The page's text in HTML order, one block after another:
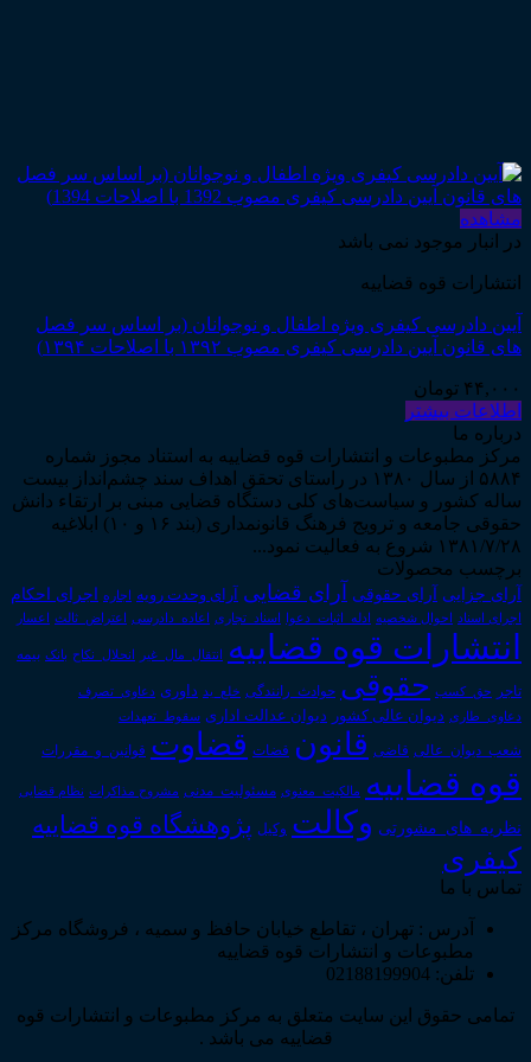
مشاهده
در انبار موجود نمی باشد
انتشارات قوه قضاییه
آیین دادرسی کیفری ویژه اطفال و نوجوانان (بر اساس سر فصل
های قانون آیین دادرسی کیفری مصوب ۱۳۹۲ با اصلاحات ۱۳۹۴)
۴۴,۰۰۰ تومان
اطلاعات بیشتر
درباره ما
مرکز مطبوعات و انتشارات قوه قضاییه به استناد مجوز شماره
۵۸۸۴ از سال ۱۳۸۰ در راستای تحقق اهداف سند چشم‌انداز بیست
ساله کشور و سیاست‌های کلی دستگاه قضایی مبنی بر ارتقاء دانش
حقوقی جامعه و ترویج فرهنگ قانونمداری (بند ۱۶ و ۱۰) ابلاغیه
۱۳۸۱/۷/۲۸ شروع به فعالیت نمود...
برچسب محصولات
آرای جزایی آرای حقوقی آرای قضایی آرای وحدت رویه اجاره اجرای احکام
اجرای اسناد احوال شخصیه ادله_اثبات_دعوا اسناد_تجاری اعاده_دادرسی اعتراض_ثالث اعسار
انتشارات قوه قضاییه انتقال_مال_غیر انحلال_نکاح بانک بیمه
تاجر حق_کسب حقوقی حوادث_رانندگی خلع_ید داوری دعاوی_تصرف
دعاوی_طاری دیوان عالی کشور دیوان عدالت اداری سقوط_تعهدات
شعب_دیوان_عالی قاضی قانون قضات قضاوت قوانین_و_مقررات
قوه قضاییه مالکیت_معنوی مسئولیت_مدنی مشروح مذاکرات نظام قضایی
نظریه_های_مشورتی وکالت وکیل پژوهشگاه قوه قضاییه
کیفری
تماس با ما
آدرس : تهران ، تقاطع خیابان حافظ و سمیه ، فروشگاه مرکز
مطبوعات و انتشارات قوه قضاییه
تلفن: 02188199904
تمامی حقوق این سایت متعلق به مرکز مطبوعات و انتشارات قوه
قضاییه می باشد .